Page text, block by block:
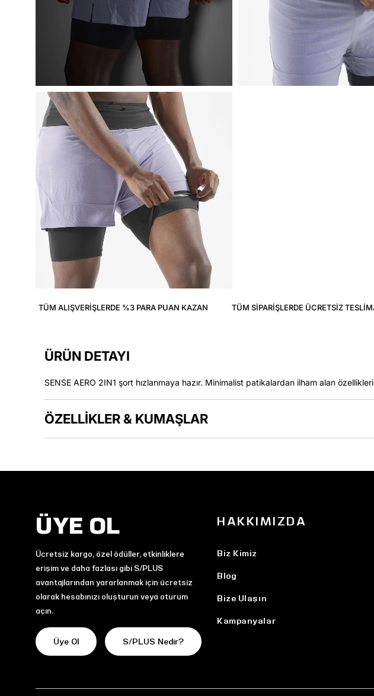
TÜM ALIŞVERIŞLERDE %3 PARA PUAN KAZAN TÜM SIPARIŞLERDE ÜCRETSIZ
ÜRÜN DETAYI
SENSE AERO 2IN1 şort hızlanmaya hazır. Minimalist patikalardan ilham alan
ÖZELLİKLER & KUMAŞLAR
ÜYE OL
Ücretsiz kargo, özel ödüller, etkinliklere
erişim ve daha fazlası gibi S/PLUS
avantajlarından yararlanmak için ücretsiz
olarak hesabınızı oluşturun veya oturum
açın.
Üye Ol S/PLUS Nedir?
HAKKIMIZDA
Biz Kimiz
Blog
Bize Ulaşın
Kampanyalar